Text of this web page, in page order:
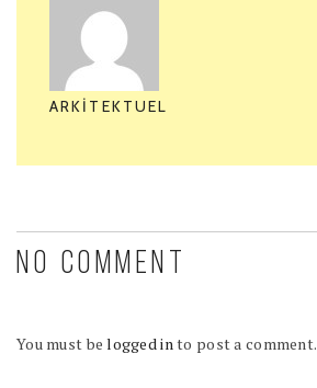
ARKITEKTUEL
NO COMMENT
You must belogged in to post a comment.